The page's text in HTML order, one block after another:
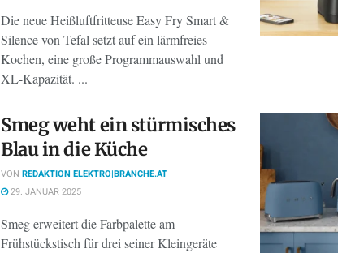
Die neue Heißluftfritteuse Easy Fry Smart &
Silence von Tefal setzt auf ein lärmfreies
Kochen, eine große Programmauswahl und
XL-Kapazität. ...
Smeg weht ein stürmisches
Blau in die Küche
VON REDAKTION ELEKTRO|BRANCHE.AT
29. JANUAR 2025
Smeg erweitert die Farbpalette am
Frühstückstisch für drei seiner Kleingeräte